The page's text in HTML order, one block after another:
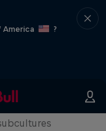
America
?